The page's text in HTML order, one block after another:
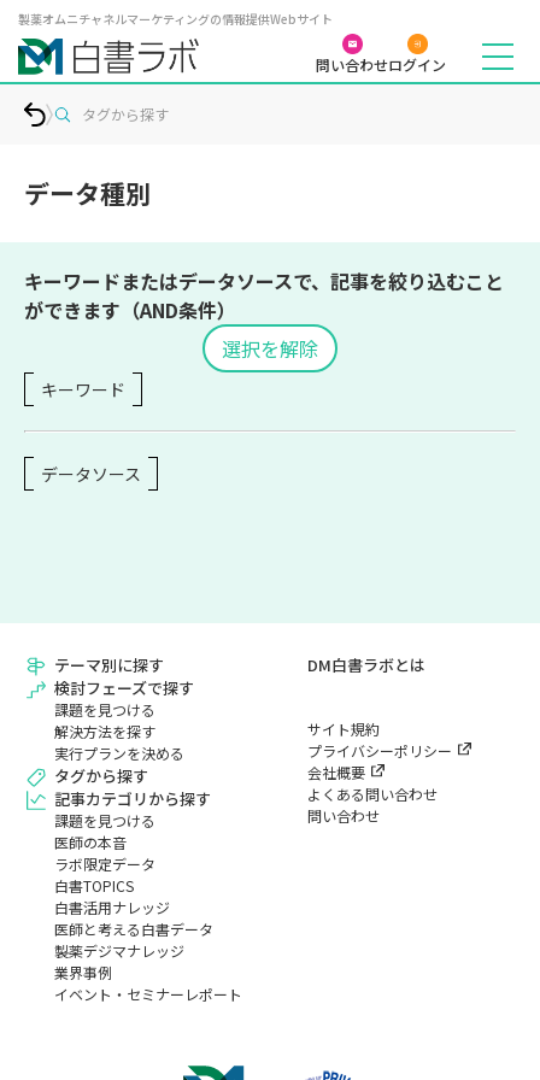
製薬オムニチャネルマーケティングの情報提供Webサイト
問い合わせログイン
タグから探す
データ種別
キーワードまたはデータソースで、記事を絞り込むこと
ができます（AND条件）
選択を解除
キーワード
データソース
テーマ別に探す
検討フェーズで探す
課題を見つける
解決方法を探す
実行プランを決める
タグから探す
記事カテゴリから探す
課題を見つける
医師の本音
ラボ限定データ
白書TOPICS
白書活用ナレッジ
医師と考える白書データ
製薬デジマナレッジ
業界事例
イベント・セミナーレポート
DM白書ラボとは
サイト規約
プライバシーポリシー
会社概要
よくある問い合わせ
問い合わせ